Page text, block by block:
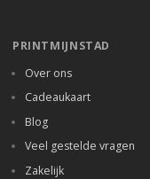
PRINTMIJNSTAD
Over ons
Cadeaukaart
Blog
Veel gestelde vragen
Zakelijk